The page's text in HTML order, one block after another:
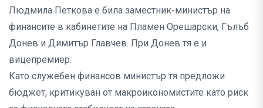
Людмила Петкова е била заместник-министър на
финансите в кабинетите на Пламен Орешарски, Гълъб
Донев и Димитър Главчев. При Донев тя е и
вицепремиер.
Като служебен финансов министър тя предложи
бюджет, критикуван от макроикономистите като риск